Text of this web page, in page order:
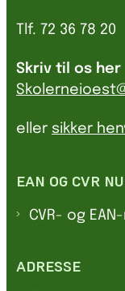
Tlf. 72 36 78 20
Skriv til os her
eller sikker
EAN OG CVR
CVR- og
ADRESSE